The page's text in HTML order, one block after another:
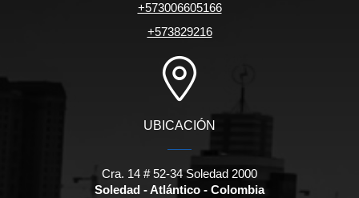
+573006605166
+573829216
UBICACIÓN
Cra. 14 # 52-34 Soledad 2000
Soledad - Atlántico - Colombia